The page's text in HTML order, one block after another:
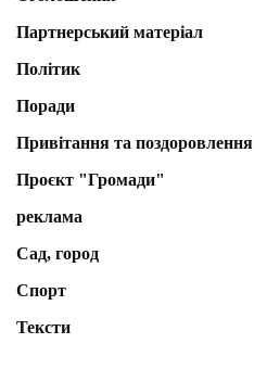
Партнерський матеріал
Політик
Поради
Привітання та поздоровлення
Проєкт "Громади"
реклама
Сад, город
Спорт
Тексти